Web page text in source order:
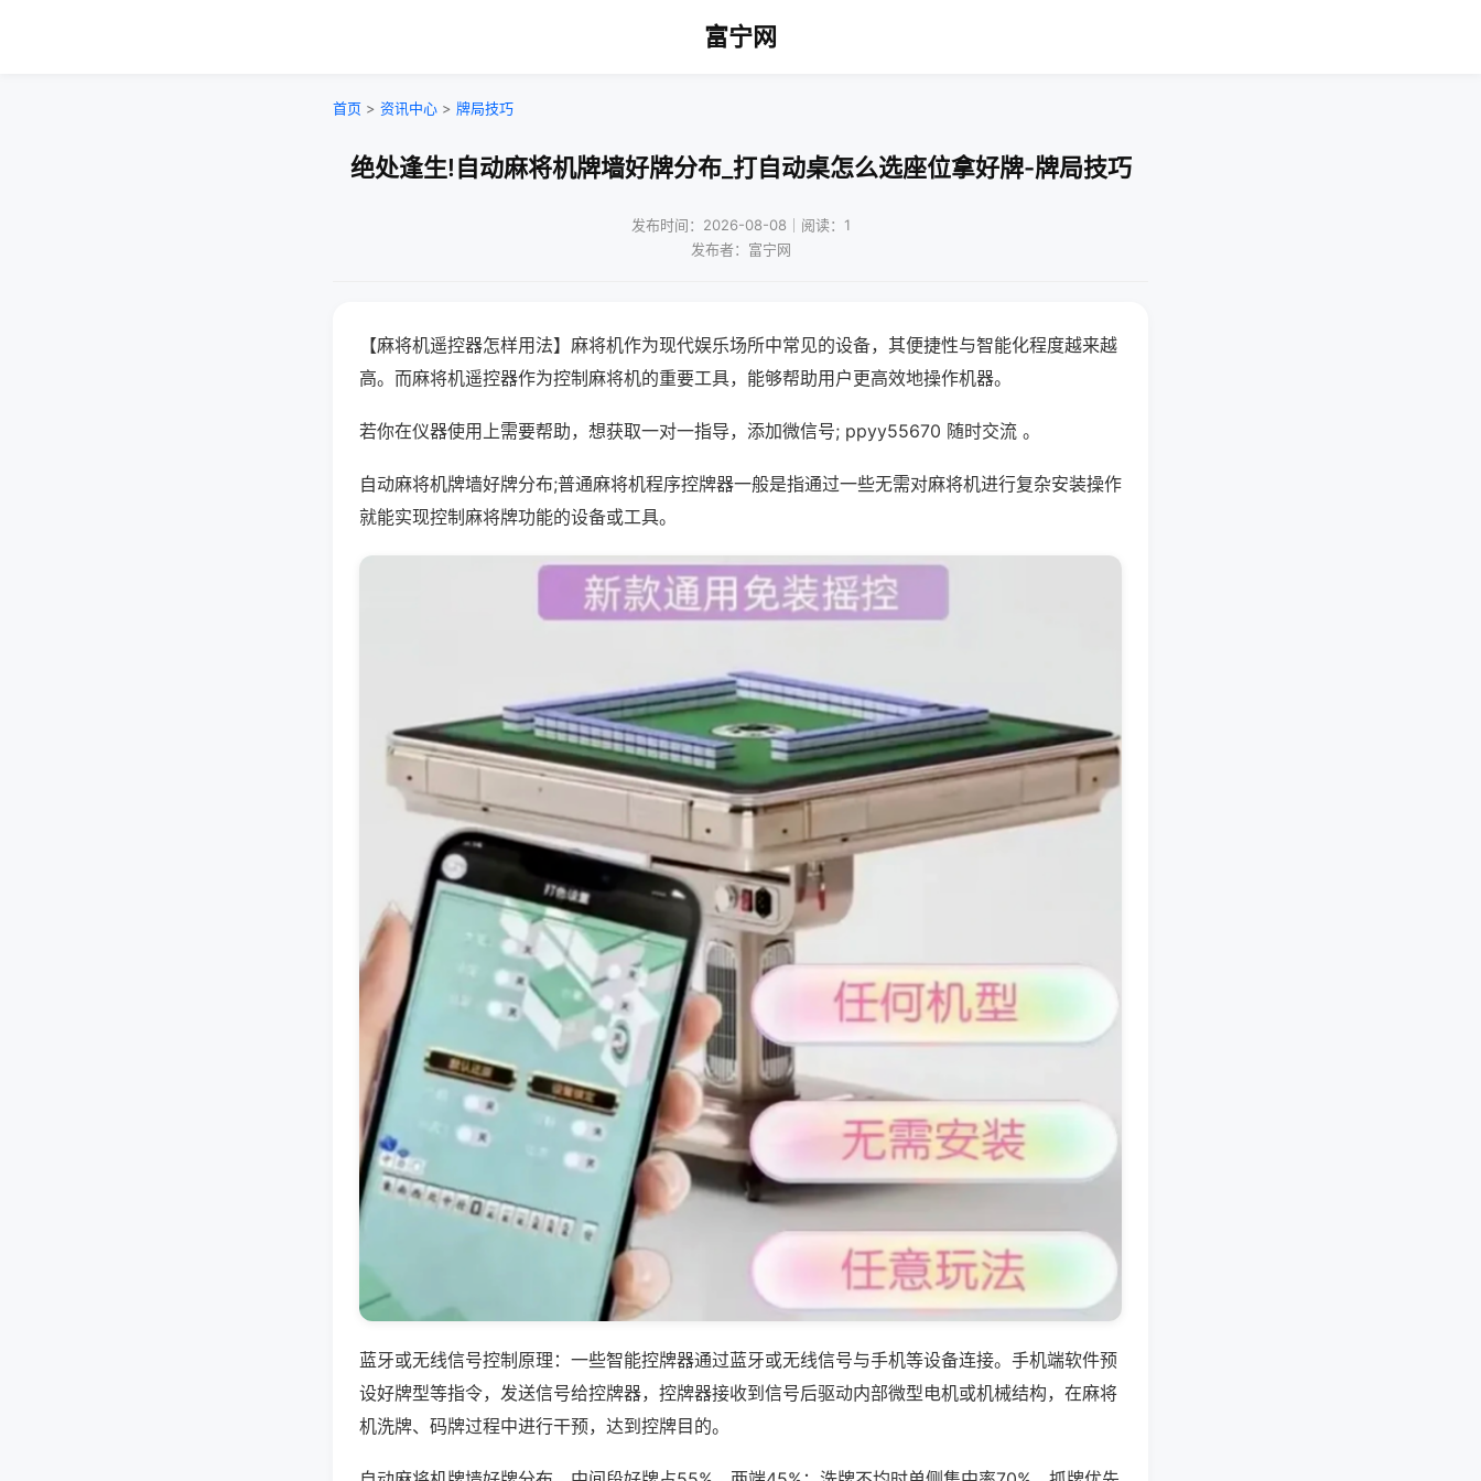
富宁网
首页 > 资讯中心 > 牌局技巧
绝处逢生!自动麻将机牌墙好牌分布_打自动桌怎么选座位拿好牌-牌局技巧
发布时间：2026-08-08｜阅读：1
发布者：富宁网
【麻将机遥控器怎样用法】麻将机作为现代娱乐场所中常见的设备，其便捷性与智能化程度越来越
高。而麻将机遥控器作为控制麻将机的重要工具，能够帮助用户更高效地操作机器。
若你在仪器使用上需要帮助，想获取一对一指导，添加微信号; ppyy55670 随时交流 。
自动麻将机牌墙好牌分布;普通麻将机程序控牌器一般是指通过一些无需对麻将机进行复杂安装操作
就能实现控制麻将牌功能的设备或工具。
蓝牙或无线信号控制原理：一些智能控牌器通过蓝牙或无线信号与手机等设备连接。手机端软件预
设好牌型等指令，发送信号给控牌器，控牌器接收到信号后驱动内部微型电机或机械结构，在麻将
机洗牌、码牌过程中进行干预，达到控牌目的。